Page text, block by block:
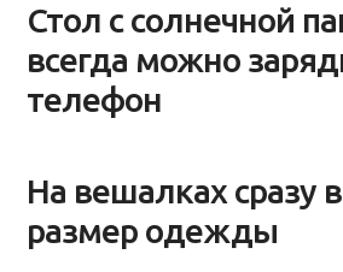
Стол с солнечной
всегда можно
телефон
На вешалках сразу
размер одежды